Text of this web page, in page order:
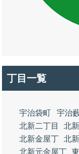
丁目一覧
宇治袋町 宇治
北新二丁目
北
北新金屋丁 北
北新元金屋丁